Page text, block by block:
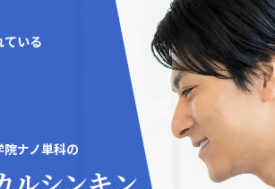
ている
ナノ単科の